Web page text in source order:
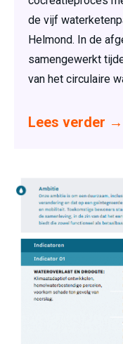
de vijf
Helmond. In de
samengewerkt
van het circulaire
Lees verder →